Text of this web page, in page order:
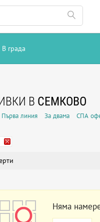
В града
В СЕМКОВО
Първа линия За двама СПА
Няма